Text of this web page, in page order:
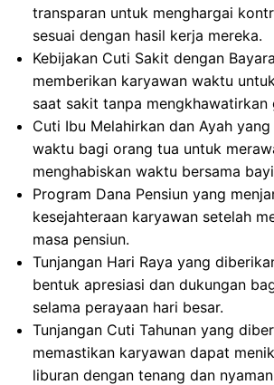
transparan untuk menghargai
sesuai dengan hasil kerja mereka.
Kebijakan Cuti Sakit dengan
memberikan karyawan waktu
saat sakit tanpa mengkhawatirkan
Cuti Ibu Melahirkan dan Ayah
waktu bagi orang tua untuk
menghabiskan waktu bersama
Program Dana Pensiun yang
kesejahteraan karyawan setelah
masa pensiun.
Tunjangan Hari Raya yang
bentuk apresiasi dan dukungan
selama perayaan hari besar.
Tunjangan Cuti Tahunan yang
memastikan karyawan dapat
liburan dengan tenang dan